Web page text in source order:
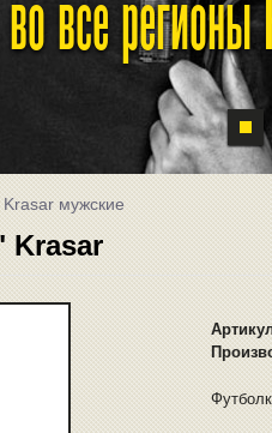
все
Krasar мужские
Krasar